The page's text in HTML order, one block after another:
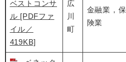
ベストコンサ
ル [PDFファ
イル／
419KB]
広
川
町
金融業，保
険業